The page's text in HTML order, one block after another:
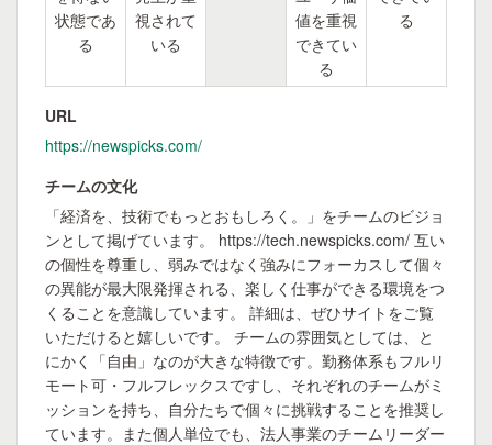
状態であ
る
視されて
いる
値を重視
できてい
る
る
URL
https://newspicks.com/
チームの文化
「経済を、技術でもっとおもしろく。」をチームのビジョ
ンとして掲げています。 https://tech.newspicks.com/ 互い
の個性を尊重し、弱みではなく強みにフォーカスして個々
の異能が最大限発揮される、楽しく仕事ができる環境をつ
くることを意識しています。 詳細は、ぜひサイトをご覧
いただけると嬉しいです。 チームの雰囲気としては、と
にかく「自由」なのが大きな特徴です。勤務体系もフルリ
モート可・フルフレックスですし、それぞれのチームがミ
ッションを持ち、自分たちで個々に挑戦することを推奨し
ています。また個人単位でも、法人事業のチームリーダー